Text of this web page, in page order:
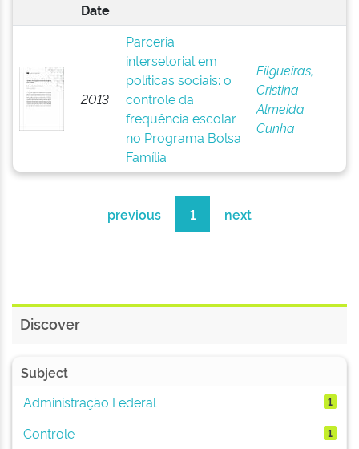
Date
2013
Parceria
intersetorial em
políticas sociais: o
controle da
frequência escolar
no Programa Bolsa
Família
Filgueiras,
Cristina
Almeida
Cunha
previous 1 next
Discover
Subject
Administração Federal
1
Controle 1